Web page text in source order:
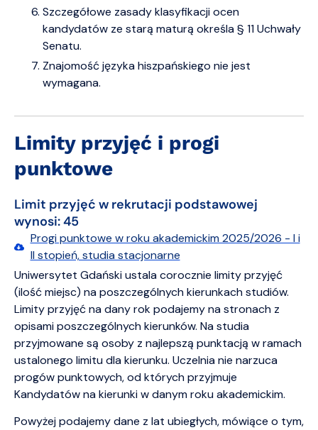
Szczegółowe zasady klasyfikacji ocen
kandydatów ze starą maturą określa § 11 Uchwały
Senatu.
Znajomość języka hiszpańskiego nie jest
wymagana.
Limity przyjęć i progi
punktowe
Limit przyjęć w rekrutacji podstawowej
wynosi: 45
Progi punktowe w roku akademickim 2025/2026 - I i
II stopień, studia stacjonarne
Uniwersytet Gdański ustala corocznie limity przyjęć
(ilość miejsc) na poszczególnych kierunkach studiów.
Limity przyjęć na dany rok podajemy na stronach z
opisami poszczególnych kierunków. Na studia
przyjmowane są osoby z najlepszą punktacją w ramach
ustalonego limitu dla kierunku. Uczelnia nie narzuca
progów punktowych, od których przyjmuje
Kandydatów na kierunki w danym roku akademickim.
Powyżej podajemy dane z lat ubiegłych, mówiące o tym,